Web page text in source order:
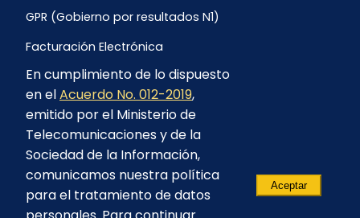
GPR (Gobierno por resultados N1)
Facturación Electrónica
Archivo Histórico de Facturación
Portal Ambiental y Social
Proyecto Geotérmico Chachimbiro
Contratación consultoría mediante “Lista Corta”
Reglamento de Procesos Asociativos
En cumplimiento de lo dispuesto
en elAcuerdo No. 012-2019,
emitido por el Ministerio de
Telecomunicaciones y de la
Sociedad de la Información,
comunicamos nuestra política
para el tratamiento de datos
Aceptar